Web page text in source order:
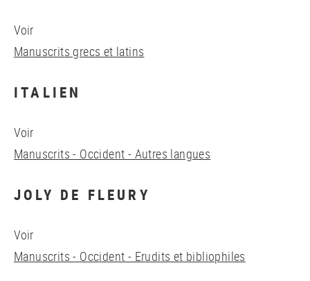
Voir
Manuscrits grecs et latins
ITALIEN
Voir
Manuscrits - Occident - Autres langues
JOLY DE FLEURY
Voir
Manuscrits - Occident - Erudits et bibliophiles